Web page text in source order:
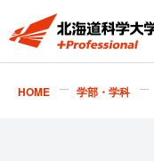
HOME 学部・学科